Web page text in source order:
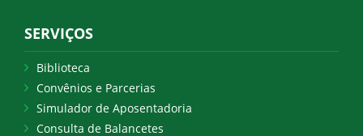
SERVIÇOS
Biblioteca
Convênios e Parcerias
Simulador de Aposentadoria
Consulta de Balancetes